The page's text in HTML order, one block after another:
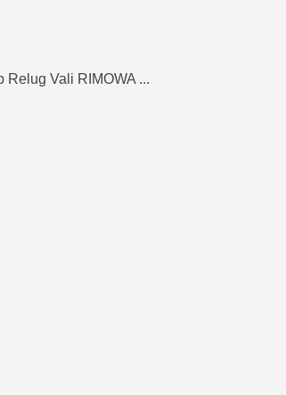
Vali RIMOWA ...